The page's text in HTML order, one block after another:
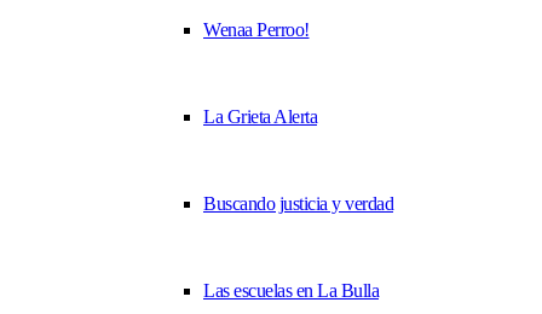
Wenaa Perroo!
La Grieta Alerta
Buscando justicia y verdad
Las escuelas en La Bulla